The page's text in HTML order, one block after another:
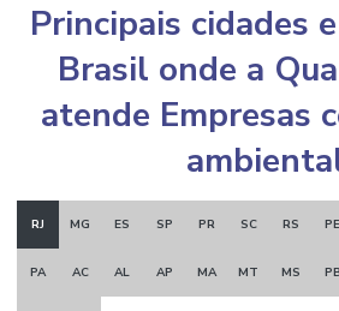
Principais cidades
Brasil onde a
atende Empresas
RJ MG ES SP PR SC RS PE
PA AC AL AP MA MT MS PB